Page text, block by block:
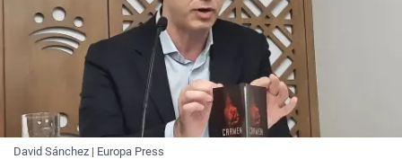
David Sánchez | Europa Press